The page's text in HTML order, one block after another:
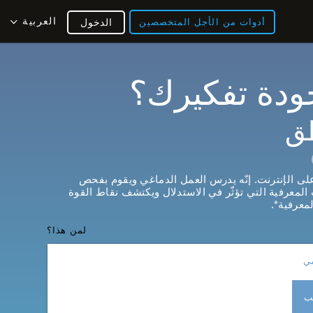
أدوات من الأجل المتخصصين العربية الدخول
تفكيرك؟
الإنترنت. إنّه يدرس العمل الدماغي ويقوم بفحص
التي تؤثّر في الاستدلال ويكتشف نقاط القوة
لمن هذا؟